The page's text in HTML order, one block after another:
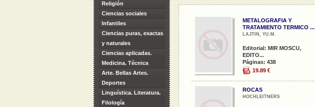
Religión
Ciencias sociales
Infantiles
Ciencias puras, exactas
y naturales
Ciencias aplicadas.
Medicina. Técnica
Arte. Bellas Artes.
Deportes
Linguística. Literatura.
Filología
METALOGRAFIA Y
TRATAMIENTO TERMICO ...
LAJTIN, YU.M.
Editorial: MIR MOSCU,
EDITO...
Páginas: 438
19.89 €
ROCAS
HOCHLEITNERS